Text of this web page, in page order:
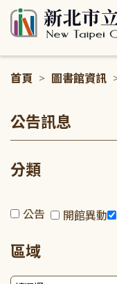
首頁 > 圖書館資訊
公告訊息
分類
公告 開館異動
區域